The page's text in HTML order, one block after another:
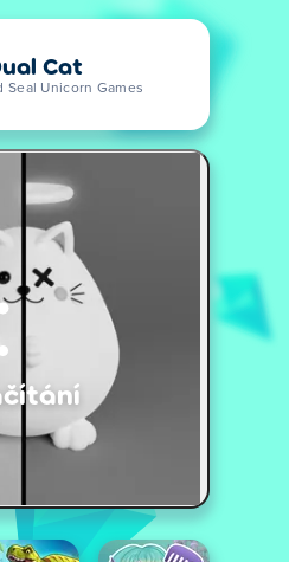
Cat
Seal Unicorn Games